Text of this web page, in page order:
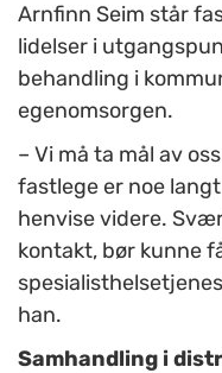
Arnfinn Seim står
lidelser i
behandling i
egenomsorgen.
– Vi må ta mål av
fastlege er noe
henvise videre.
kontakt, bør kunne
han.
Samhandling i